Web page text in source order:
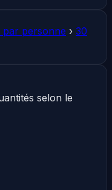
par personne › 30
selon le